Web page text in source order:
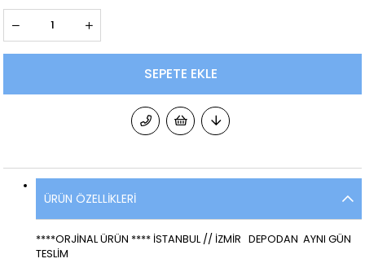
ÜRÜN ÖZELLIKLERI
****ORJİNAL ÜRÜN **** İSTANBUL // İZMİR DEPODAN AYNI GÜN
TESLİM